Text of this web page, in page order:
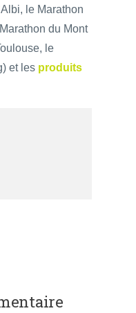
le Marathon
du Mont
le
et les produits